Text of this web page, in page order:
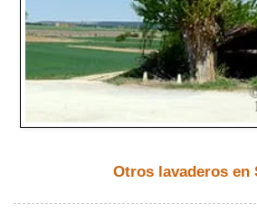
Otros lavaderos en